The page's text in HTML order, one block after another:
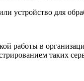
устройство для
работы в
таких